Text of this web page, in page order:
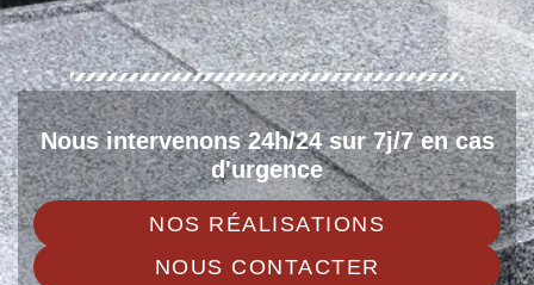
Nous intervenons 24h/24 sur 7j/7 en cas
d'urgence
NOS RÉALISATIONS
NOUS CONTACTER